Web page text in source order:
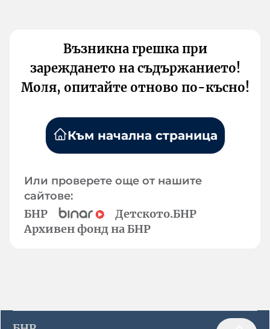
Възникна грешка при
зареждането на съдържанието!
Моля, опитайте отново по-късно!
Към начална страница
Или проверете още от нашите
сайтове:
БНР
Детското.БНР
Архивен фонд на БНР